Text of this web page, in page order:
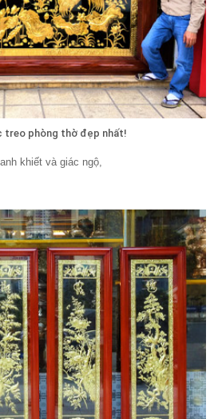
treo phòng thờ đẹp nhất!
khiết và giác ngộ,